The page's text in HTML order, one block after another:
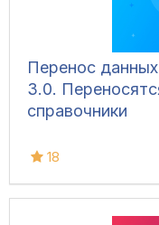
Перенос
3.0.
справочники
18